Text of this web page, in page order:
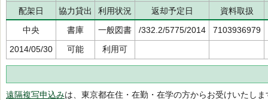
配架日
協力貸出 利用状況 返却予定日
資料取扱
中央
書庫 一般図書 /332.2/5775/2014
7103936979
2014/05/30
可能 利用可
遠隔複写申込みは、東京都在住・在勤・在学の方からお受けいたしま